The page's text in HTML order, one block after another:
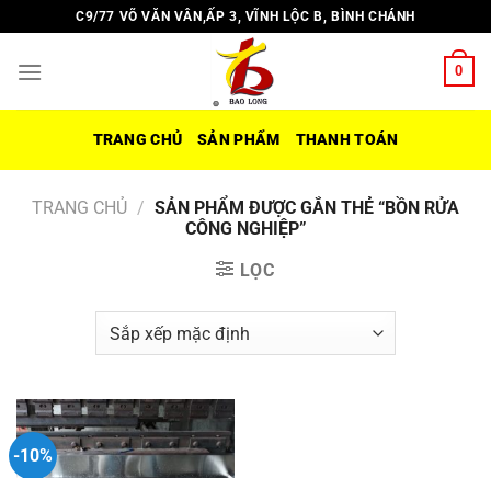
đến
nội
C9/77 VÕ VĂN VÂN,ẤP 3, VĨNH LỘC B, BÌNH CHÁNH
0
TRANG CHỦ SẢN PHẨM THANH TOÁN
TRANG CHỦ / SẢN PHẨM ĐƯỢC GẮN THẺ “BỒN RỬA
CÔNG NGHIỆP”
LỌC
-10%